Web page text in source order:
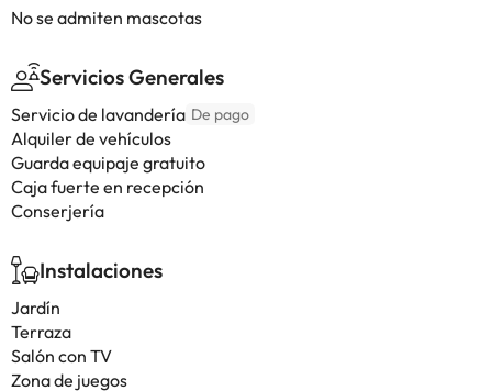
No se admiten mascotas
Servicios Generales
Servicio de lavandería De pago
Alquiler de vehículos
Guarda equipaje gratuito
Caja fuerte en recepción
Conserjería
Instalaciones
Jardín
Terraza
Salón con TV
Zona de juegos